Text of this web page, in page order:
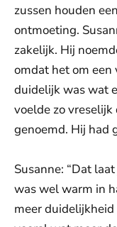
zussen houden
ontmoeting.
zakelijk. Hij
omdat het om
duidelijk was wat
voelde zo vreselijk
genoemd. Hij had
Susanne: “Dat
was wel warm in
meer duidelijkheid